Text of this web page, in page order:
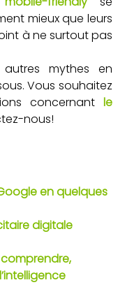
mieux que leurs
à ne surtout pas
autres mythes en
Vous souhaitez
concernant le
nous!
en quelques
digitale
comprendre,